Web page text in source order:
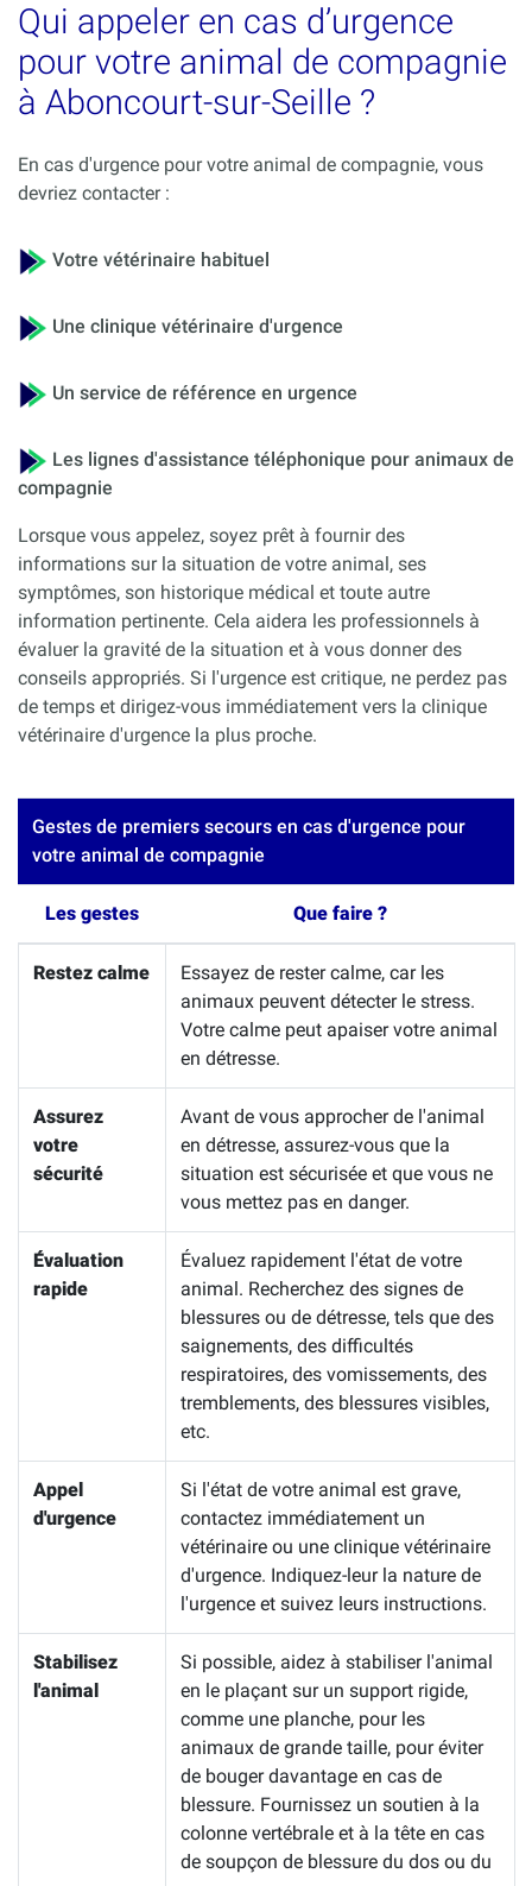
Qui appeler en cas d’urgence
pour votre animal de compagnie
à Aboncourt-sur-Seille ?
En cas d'urgence pour votre animal de compagnie, vous
devriez contacter :
Votre vétérinaire habituel
Une clinique vétérinaire d'urgence
Un service de référence en urgence
Les lignes d'assistance téléphonique pour animaux de
compagnie
Lorsque vous appelez, soyez prêt à fournir des
informations sur la situation de votre animal, ses
symptômes, son historique médical et toute autre
information pertinente. Cela aidera les professionnels à
évaluer la gravité de la situation et à vous donner des
conseils appropriés. Si l'urgence est critique, ne perdez pas
de temps et dirigez-vous immédiatement vers la clinique
vétérinaire d'urgence la plus proche.
Gestes de premiers secours en cas d'urgence pour
votre animal de compagnie
Les gestes Que faire ?
Restez calme
Essayez de rester calme, car les
animaux peuvent détecter le stress.
Votre calme peut apaiser votre animal
en détresse.
Assurez
votre
sécurité
Avant de vous approcher de l'animal
en détresse, assurez-vous que la
situation est sécurisée et que vous ne
vous mettez pas en danger.
Évaluation
rapide
Évaluez rapidement l'état de votre
animal. Recherchez des signes de
blessures ou de détresse, tels que des
saignements, des difficultés
respiratoires, des vomissements, des
tremblements, des blessures visibles,
etc.
Appel
d'urgence
Si l'état de votre animal est grave,
contactez immédiatement un
vétérinaire ou une clinique vétérinaire
d'urgence. Indiquez-leur la nature de
l'urgence et suivez leurs instructions.
Stabilisez
l'animal
Si possible, aidez à stabiliser l'animal
en le plaçant sur un support rigide,
comme une planche, pour les
animaux de grande taille, pour éviter
de bouger davantage en cas de
blessure. Fournissez un soutien à la
colonne vertébrale et à la tête en cas
de soupçon de blessure du dos ou du